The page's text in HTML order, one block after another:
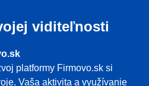
viditeľnosti
platformy Firmovo.sk si
Vaša aktivita a využívanie